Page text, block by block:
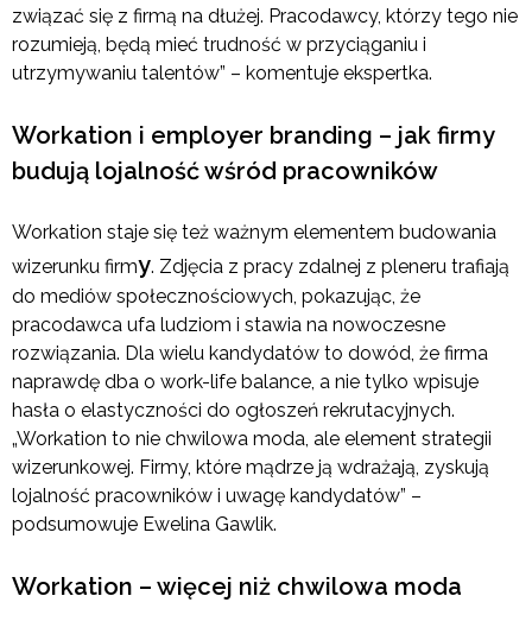
związać się z firmą na dłużej. Pracodawcy, którzy tego nie
rozumieją, będą mieć trudność w przyciąganiu i
utrzymywaniu talentów” – komentuje ekspertka.
Workation i employer branding – jak firmy
budują lojalność wśród pracowników
Workation staje się też ważnym elementem budowania
wizerunku firmy. Zdjęcia z pracy zdalnej z pleneru trafiają
do mediów społecznościowych, pokazując, że
pracodawca ufa ludziom i stawia na nowoczesne
rozwiązania. Dla wielu kandydatów to dowód, że firma
naprawdę dba o work-life balance, a nie tylko wpisuje
hasła o elastyczności do ogłoszeń rekrutacyjnych.
„Workation to nie chwilowa moda, ale element strategii
wizerunkowej. Firmy, które mądrze ją wdrażają, zyskują
lojalność pracowników i uwagę kandydatów” –
podsumowuje Ewelina Gawlik.
Workation – więcej niż chwilowa moda